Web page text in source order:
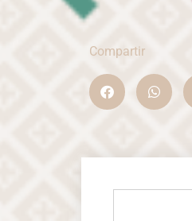
Compartir